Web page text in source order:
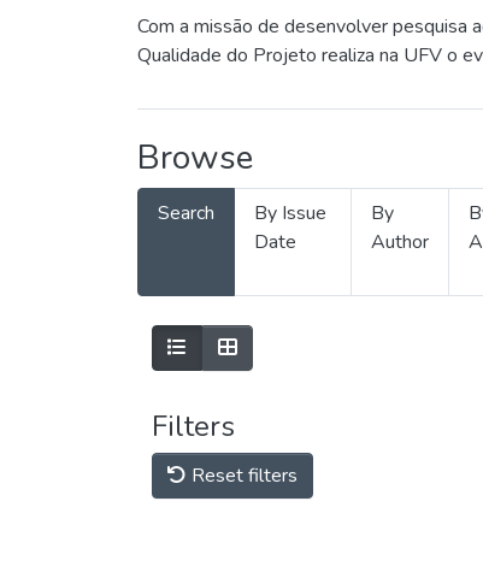
Com a missão de desenvolver pesquisa
Qualidade do Projeto realiza na UFV o
Browse
Search
By Issue
Date
By
Author
Filters
Reset filters